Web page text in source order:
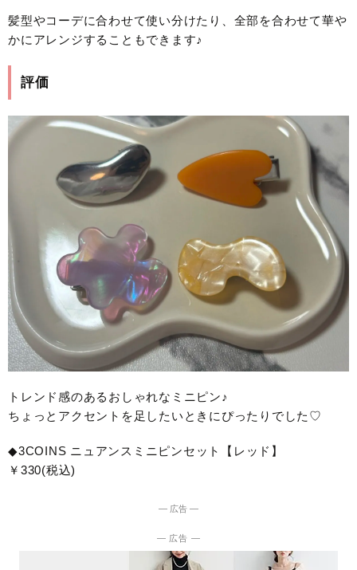
髪型やコーデに合わせて使い分けたり、全部を合わせて華や
かにアレンジすることもできます♪
評価
トレンド感のあるおしゃれなミニピン♪
ちょっとアクセントを足したいときにぴったりでした♡
◆3COINS ニュアンスミニピンセット【レッド】
￥330(税込)
― 広告 ―
― 広告 ―